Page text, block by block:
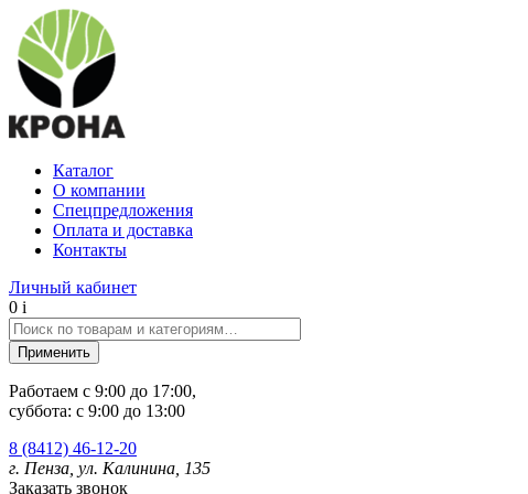
Каталог
О компании
Спецпредложения
Оплата и доставка
Контакты
Личный кабинет
0 i
Работаем c 9:00 до 17:00,
суббота: с 9:00 до 13:00
8 (8412) 46-12-20
г. Пенза, ул. Калинина, 135
Заказать звонок